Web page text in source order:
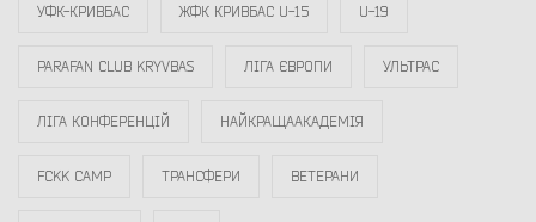
УФК-КРИВБАС ЖФК КРИВБАС U-15 U-19
PARAFAN CLUB KRYVBAS ЛІГА ЄВРОПИ УЛЬТРАС
ЛІГА КОНФЕРЕНЦІЙ НАЙКРАЩААКАДЕМІЯ
FCKK CAMP ТРАНСФЕРИ ВЕТЕРАНИ